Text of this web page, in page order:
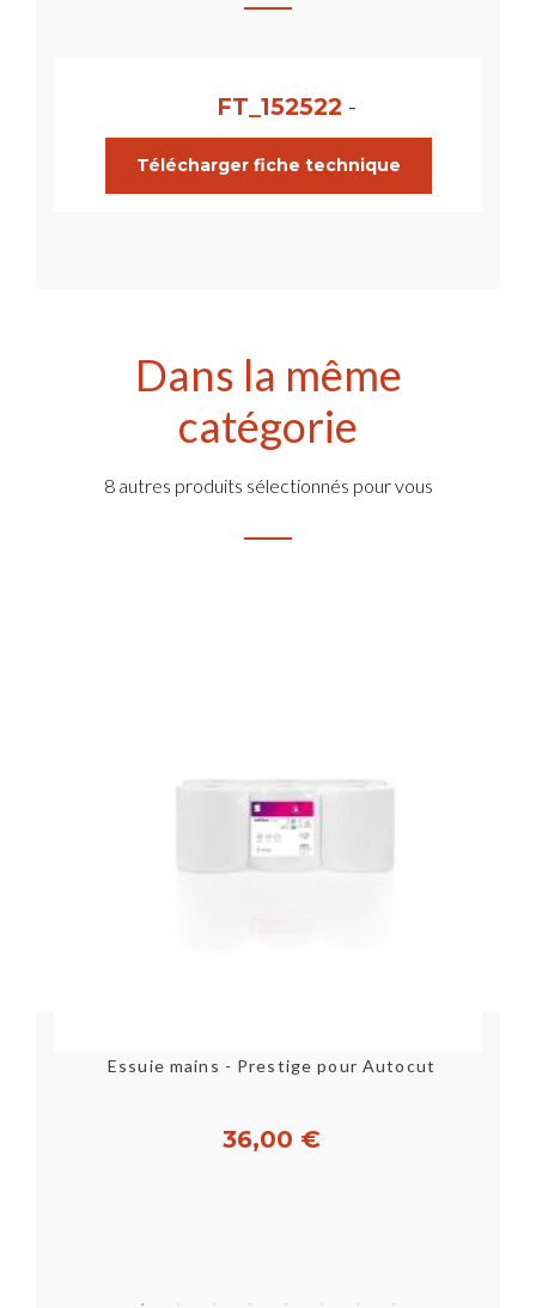
FT_152522 -
Télécharger fiche technique
Dans la même
catégorie
8 autres produits sélectionnés pour vous
Essuie mains - Prestige pour Autocut
36,00 €